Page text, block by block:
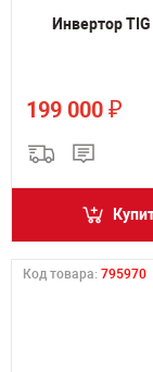
Инвертор
199 000 ₽
Код товара: 795970